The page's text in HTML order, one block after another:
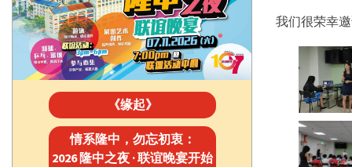
我们很荣幸
《缘起》
情系隆中，勿忘初衷：
2026 隆中之夜 · 联谊晚宴开始